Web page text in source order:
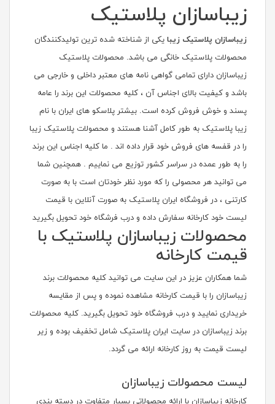
زیباسازان پلاستیک
زیباسازان پلاستیک زیبا یکی از شناخته شده ترین تولیدکنندگان
محصولات پلاستیک خانگی می باشد. محصولات پلاستیک
زیباسازان دارای تمامی گواهی نامه های معتبر داخلی و خارجی می
باشد و کیفیت بالای اجناس آن ، کلیه محصولات این برند را عامه
پسند و خوش فروش کرده است. بیشتر پلاسکو های ایران با نام
زیبا پلاستیک به طور کامل آشنا هستند و محصولات پلاستیک زیبا
را در قفسه های فروش خود قرار داده اند . ما کلیه اجناس این برند
را به طور عمده در سراسر کشور توزیع می نماییم . همچنین شما
می توانید هر محصولی را که مورد نظر خودتان است با به صورت
کارتنی ، در فروشگاه ایران پلاستیک به صورت آنلاین با قیمت
لیست خود کارخانه سفارش داده و درب فرشگاه خود تحویل بگیرید
محصولات زیباسازان پلاستیک با
قیمت کارخانه
شما همکاران عزیز در این سایت می توانید کلیه محصولات برند
زیباسازان را با قیمت کارخانه مشاهده نموده و پس از مقایسه
خریداری نمایید و درب فروشگاه خود تحویل بگیرید. کلیه محصولات
برند زیباسازان در سایت ایران پلاستیک شامل تخفیف بوده و زیر
لیست قیمت به روز کارخانه ارائه می گردد.
لیست محصولات زیباسازان